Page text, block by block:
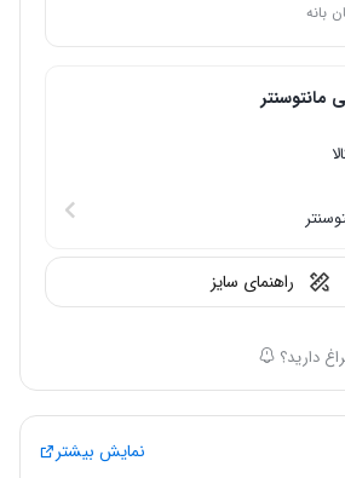
بانه
مانتوسنتر
راهنمای سایز
دارید؟
نمایش بیشتر